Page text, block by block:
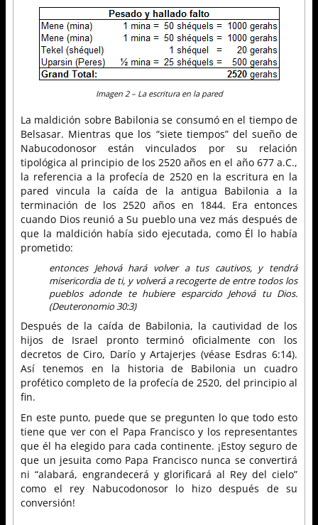
Imagen 2 – La escritura en la pared
La maldición sobre Babilonia se consumó en el tiempo de
Belsasar. Mientras que los “siete tiempos” del sueño de
Nabucodonosor están vinculados por su relación
tipológica al principio de los 2520 años en el año 677 a.C.,
la referencia a la profecía de 2520 en la escritura en la
pared vincula la caída de la antigua Babilonia a la
terminación de los 2520 años en 1844. Era entonces
cuando Dios reunió a Su pueblo una vez más después de
que la maldición había sido ejecutada, como Él lo había
prometido:
entonces Jehová hará volver a tus cautivos, y tendrá
misericordia de ti, y volverá a recogerte de entre todos los
pueblos adonde te hubiere esparcido Jehová tu Dios.
(Deuteronomio 30:3)
Después de la caída de Babilonia, la cautividad de los
hijos de Israel pronto terminó oficialmente con los
decretos de Ciro, Darío y Artajerjes (véase Esdras 6:14).
Así tenemos en la historia de Babilonia un cuadro
profético completo de la profecía de 2520, del principio al
fin.
En este punto, puede que se pregunten lo que todo esto
tiene que ver con el Papa Francisco y los representantes
que él ha elegido para cada continente. ¡Estoy seguro de
que un jesuita como Papa Francisco nunca se convertirá
ni “alabará, engrandecerá y glorificará al Rey del cielo”
como el rey Nabucodonosor lo hizo después de su
conversión!